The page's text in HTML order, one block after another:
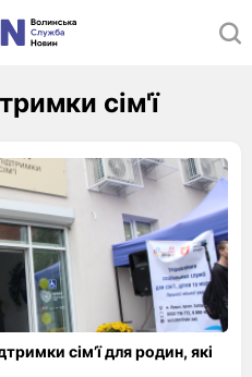
сім'ї
сім’ї для родин, які